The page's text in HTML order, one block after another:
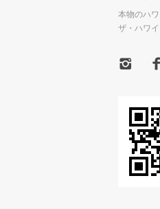
本物のハ
ザ・ハワイ